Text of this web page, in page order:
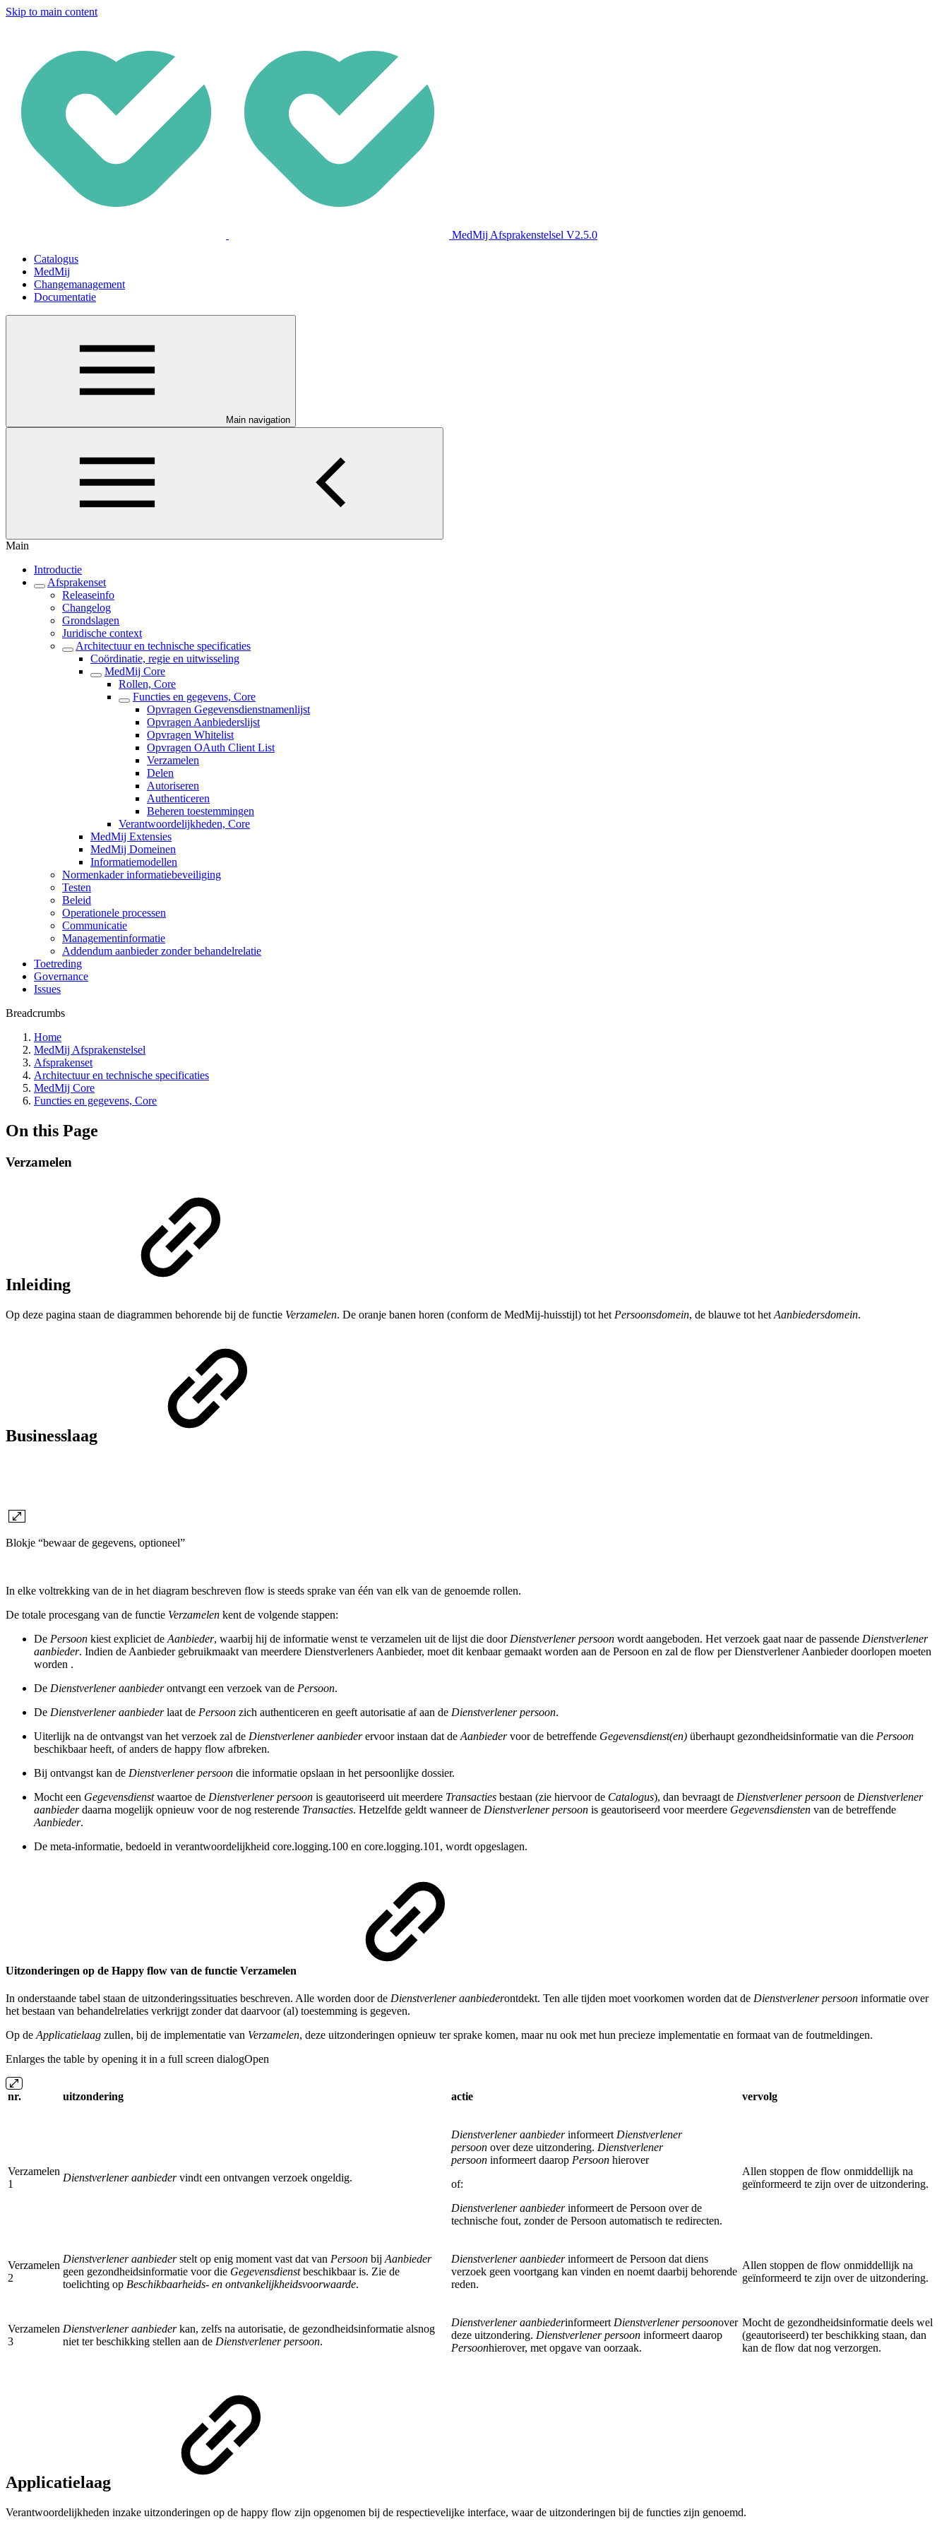
Skip to main content
MedMij Afsprakenstelsel V2.5.0
Catalogus
MedMij
Changemanagement
Documentatie
Main navigation
Main
Introductie
Afsprakenset
Releaseinfo
Changelog
Grondslagen
Juridische context
Architectuur en technische specificaties
Coördinatie, regie en uitwisseling
MedMij Core
Rollen, Core
Functies en gegevens, Core
Opvragen Gegevensdienstnamenlijst
Opvragen Aanbiederslijst
Opvragen Whitelist
Opvragen OAuth Client List
Verzamelen
Delen
Autoriseren
Authenticeren
Beheren toestemmingen
Verantwoordelijkheden, Core
MedMij Extensies
MedMij Domeinen
Informatiemodellen
Normenkader informatiebeveiliging
Testen
Beleid
Operationele processen
Communicatie
Managementinformatie
Addendum aanbieder zonder behandelrelatie
Toetreding
Governance
Issues
Breadcrumbs
Home
MedMij Afsprakenstelsel
Afsprakenset
Architectuur en technische specificaties
MedMij Core
Functies en gegevens, Core
On this Page
Verzamelen
Inleiding
Op deze pagina staan de diagrammen behorende bij de functie Verzamelen. De oranje banen horen (conform de MedMij-huisstijl) tot het Persoonsdomein, de blauwe tot het Aanbiedersdomein.
Businesslaag
Blokje “bewaar de gegevens, optioneel”
In elke voltrekking van de in het diagram beschreven flow is steeds sprake van één van elk van de genoemde rollen.
De totale procesgang van de functie Verzamelen kent de volgende stappen:
De Persoon kiest expliciet deAanbieder, waarbij hij de informatie wenst te verzamelen uit de lijst die doorDienstverlener persoon wordt aangeboden. Het verzoek gaat naar de passende Dienstverlener
aanbieder. Indien de Aanbieder gebruikmaakt van meerdere Dienstverleners Aanbieder, moet dit kenbaar gemaakt worden aan de Persoon en zal de flow per Dienstverlener Aanbieder doorlopen moeten
worden .
De Dienstverlener aanbiederontvangt een verzoek van de Persoon.
De Dienstverlener aanbiederlaat de Persoon zich authenticeren en geeft autorisatie af aan de Dienstverlener persoon.
Uiterlijk na de ontvangst van het verzoek zal de Dienstverlener aanbiederervoor instaan dat deAanbiedervoor de betreffende Gegevensdienst(en) überhaupt gezondheidsinformatie van die Persoon
beschikbaar heeft, of anders de happy flow afbreken.
Bij ontvangst kan de Dienstverlener persoon die informatie opslaan in het persoonlijke dossier.
Mocht een Gegevensdienstwaartoe de Dienstverlener persoon is geautoriseerd uit meerdere Transacties bestaan (zie hiervoor de Catalogus), dan bevraagt de Dienstverlener persoon de Dienstverlener
aanbiederdaarna mogelijk opnieuw voor de nog resterende Transacties. Hetzelfde geldt wanneer de Dienstverlener persoon is geautoriseerd voor meerdere Gegevensdiensten van de betreffende
Aanbieder.
De meta-informatie, bedoeld in verantwoordelijkheid core.logging.100 en core.logging.101, wordt opgeslagen.
Uitzonderingen op de Happy flow van de functie Verzamelen
In onderstaande tabel staan de uitzonderingssituaties beschreven. Alle worden door de Dienstverlener aanbiederontdekt. Ten alle tijden moet voorkomen worden dat de Dienstverlener persoon informatie over
het bestaan van behandelrelaties verkrijgt zonder dat daarvoor (al) toestemming is gegeven.
Op de Applicatielaag zullen, bij de implementatie van Verzamelen, deze uitzonderingen opnieuw ter sprake komen, maar nu ook met hun precieze implementatie en formaat van de foutmeldingen.
Enlarges the table by opening it in a full screen dialogOpen
nr. uitzondering actie vervolg
Verzamelen
1
Dienstverlener aanbiedervindt een ontvangen verzoek ongeldig.
Dienstverlener aanbiederinformeert Dienstverlener
persoon over deze uitzondering. Dienstverlener
persoon informeert daarop Persoon hierover
of:
Dienstverlener aanbiederinformeert de Persoon over de
technische fout, zonder de Persoon automatisch te redirecten.
Allen stoppen de flow onmiddellijk na
geïnformeerd te zijn over de uitzondering.
Verzamelen
2
Dienstverlener aanbiederstelt op enig moment vast dat van Persoon bij Aanbieder
geen gezondheidsinformatie voor die Gegevensdienstbeschikbaar is. Zie de
toelichting op Beschikbaarheids- en ontvankelijkheidsvoorwaarde.
Dienstverlener aanbiederinformeert de Persoon dat diens
verzoek geen voortgang kan vinden en noemt daarbij behorende
reden.
Allen stoppen de flow onmiddellijk na
geïnformeerd te zijn over de uitzondering.
Verzamelen
3
Dienstverlener aanbiederkan, zelfs na autorisatie, de gezondheidsinformatie alsnog
niet ter beschikking stellen aan de Dienstverlener persoon.
Dienstverlener aanbiederinformeert Dienstverlener persoonover
deze uitzondering. Dienstverlener persoon informeert daarop
Persoonhierover, met opgave van oorzaak.
Mocht de gezondheidsinformatie deels wel
(geautoriseerd) ter beschikking staan, dan
kan de flow dat nog verzorgen.
Applicatielaag
Verantwoordelijkheden inzake uitzonderingen op de happy flow zijn opgenomen bij de respectievelijke interface, waar de uitzonderingen bij de functies zijn genoemd.